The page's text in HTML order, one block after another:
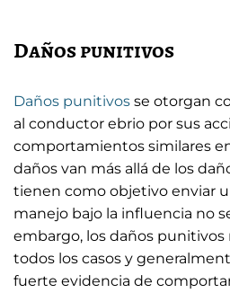
Daños punitivos
Daños punitivos se otorgan
al conductor ebrio por sus
comportamientos similares
daños van más allá de los
tienen como objetivo enviar
manejo bajo la influencia no
embargo, los daños punitivos
todos los casos y
fuerte evidencia de